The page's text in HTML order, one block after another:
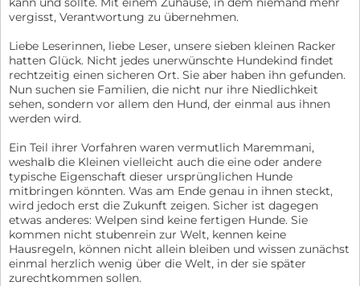
vergisst, Verantwortung zu übernehmen.
Liebe Leserinnen, liebe Leser, unsere sieben kleinen Racker
hatten Glück. Nicht jedes unerwünschte Hundekind findet
rechtzeitig einen sicheren Ort. Sie aber haben ihn gefunden.
Nun suchen sie Familien, die nicht nur ihre Niedlichkeit
sehen, sondern vor allem den Hund, der einmal aus ihnen
werden wird.
Ein Teil ihrer Vorfahren waren vermutlich Maremmani,
weshalb die Kleinen vielleicht auch die eine oder andere
typische Eigenschaft dieser ursprünglichen Hunde
mitbringen könnten. Was am Ende genau in ihnen steckt,
wird jedoch erst die Zukunft zeigen. Sicher ist dagegen
etwas anderes: Welpen sind keine fertigen Hunde. Sie
kommen nicht stubenrein zur Welt, kennen keine
Hausregeln, können nicht allein bleiben und wissen zunächst
einmal herzlich wenig über die Welt, in der sie später
zurechtkommen sollen.